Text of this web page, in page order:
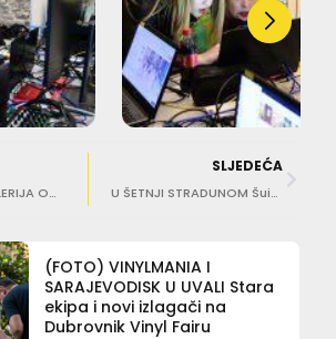
VESELA FOTOGALERIJA Odlična zabava na Stradunu uz ‘kafu s maškarama’
SLJEDEĆA
U ŠETNJI STRADUNOM Šuica i Vlahušić uzeli predah od Bruxellesa i politike
(FOTO) VINYLMANIA I
SARAJEVODISK U UVALI Stara
ekipa i novi izlagači na
Dubrovnik Vinyl Fairu